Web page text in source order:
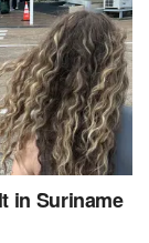
in Suriname